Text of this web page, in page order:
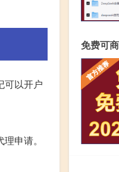
可以开户
申请。
免费可